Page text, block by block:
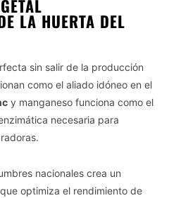
LA HUERTA DEL
sin salir de la producción
como el aliado idóneo en el
y manganeso funciona como el
necesaria para
nacionales crea un
optimiza el rendimiento de